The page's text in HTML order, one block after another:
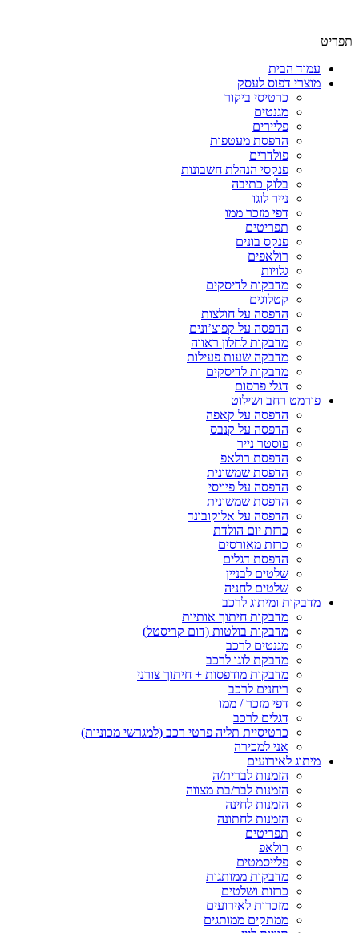
תפריט
עמוד הבית
מוצרי דפוס לעסק
כרטיסי ביקור
מגנטים
פליירים
הדפסת מעטפות
פולדרים
פנקסי הנהלת חשבונות
בלוק כתיבה
נייר לוגו
דפי מזכר ממו
תפריטים
פנקס בונים
רולאפים
גלויות
מדבקות לדיסקים
קטלוגים
הדפסה על חולצות
הדפסה על קפוצ’ונים
מדבקות לחלון ראווה
מדבקה שעות פעילות
מדבקות לדיסקים
דגלי פרסום
פורמט רחב ושילוט
הדפסה על קאפה
הדפסה על קנבס
פוסטר נייר
הדפסת רולאפ
הדפסת שמשונית
הדפסה על פיויסי
הדפסת שמשונית
הדפסה על אלוקובונד
כרזת יום הולדת
כרזת מאורסים
הדפסת דגלים
שלטים לבניין
שלטים לחניה
מדבקות ומיתוג לרכב
מדבקות חיתוך אותיות
מדבקות בולטות (דום קריסטל)
מגנטים לרכב
מדבקת לוגו לרכב
מדבקות מודפסות + חיתוך צורני
ריחנים לרכב
דפי מזכר / ממו
דגלים לרכב
כרטיסיית תליה פרטי רכב (למגרשי מכוניות)
אני למכירה
מיתוג לאירועים
הזמנות לברית/ה
הזמנות לבר/בת מצווה
הזמנות לחינה
הזמנות לחתונה
תפריטים
רולאפ
פלייסמטים
מדבקות ממותגות
כרזות ושלטים
מזכרות לאירועים
ממתקים ממותגים